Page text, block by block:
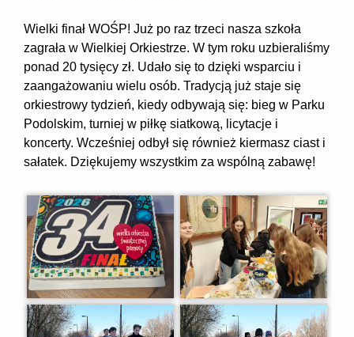
Wielki finał WOŚP! Już po raz trzeci nasza szkoła
zagrała w Wielkiej Orkiestrze. W tym roku uzbieraliśmy
ponad 20 tysięcy zł. Udało się to dzięki wsparciu i
zaangażowaniu wielu osób. Tradycją już staje się
orkiestrowy tydzień, kiedy odbywają się: bieg w Parku
Podolskim, turniej w piłkę siatkową, licytacje i
koncerty. Wcześniej odbył się również kiermasz ciast i
sałatek. Dziękujemy wszystkim za wspólną zabawę!